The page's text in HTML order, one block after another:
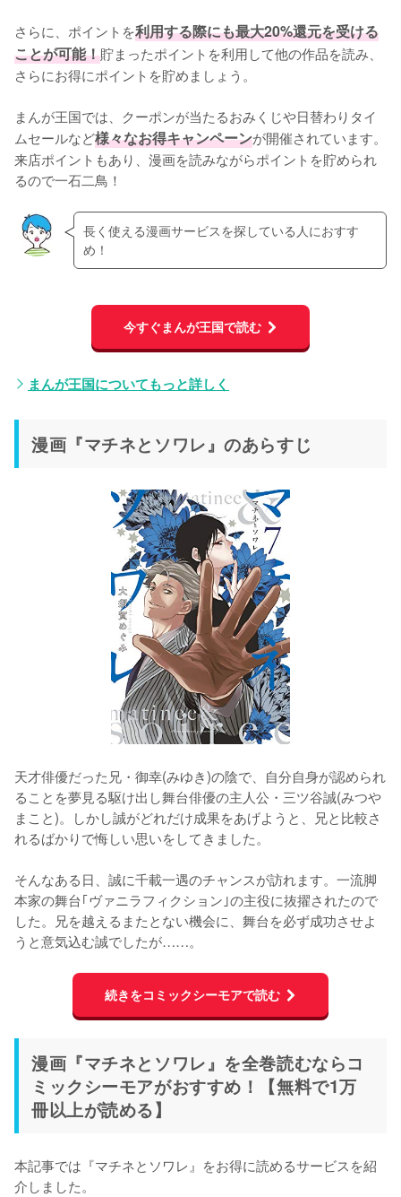
さらに、ポイントを利用する際にも最大20%還元を受ける
ことが可能！貯まったポイントを利用して他の作品を読み、
さらにお得にポイントを貯めましょう。
まんが王国では、クーポンが当たるおみくじや日替わりタイ
ムセールなど様々なお得キャンペーンが開催されています。
来店ポイントもあり、漫画を読みながらポイントを貯められ
るので一石二鳥！
長く使える漫画サービスを探している人におすす
め！
今すぐまんが王国で読む
まんが王国についてもっと詳しく
漫画『マチネとソワレ』のあらすじ
天才俳優だった兄・御幸(みゆき)の陰で、自分自身が認められ
ることを夢見る駆け出し舞台俳優の主人公・三ツ谷誠(みつや
まこと)。しかし誠がどれだけ成果をあげようと、兄と比較さ
れるばかりで悔しい思いをしてきました。
そんなある日、誠に千載一遇のチャンスが訪れます。一流脚
本家の舞台｢ヴァニラフィクション｣の主役に抜擢されたので
した。兄を越えるまたとない機会に、舞台を必ず成功させよ
うと意気込む誠でしたが……。
続きをコミックシーモアで読む
漫画『マチネとソワレ』を全巻読むならコ
ミックシーモアがおすすめ！【無料で1万
冊以上が読める】
本記事では『マチネとソワレ』をお得に読めるサービスを紹
介しました。